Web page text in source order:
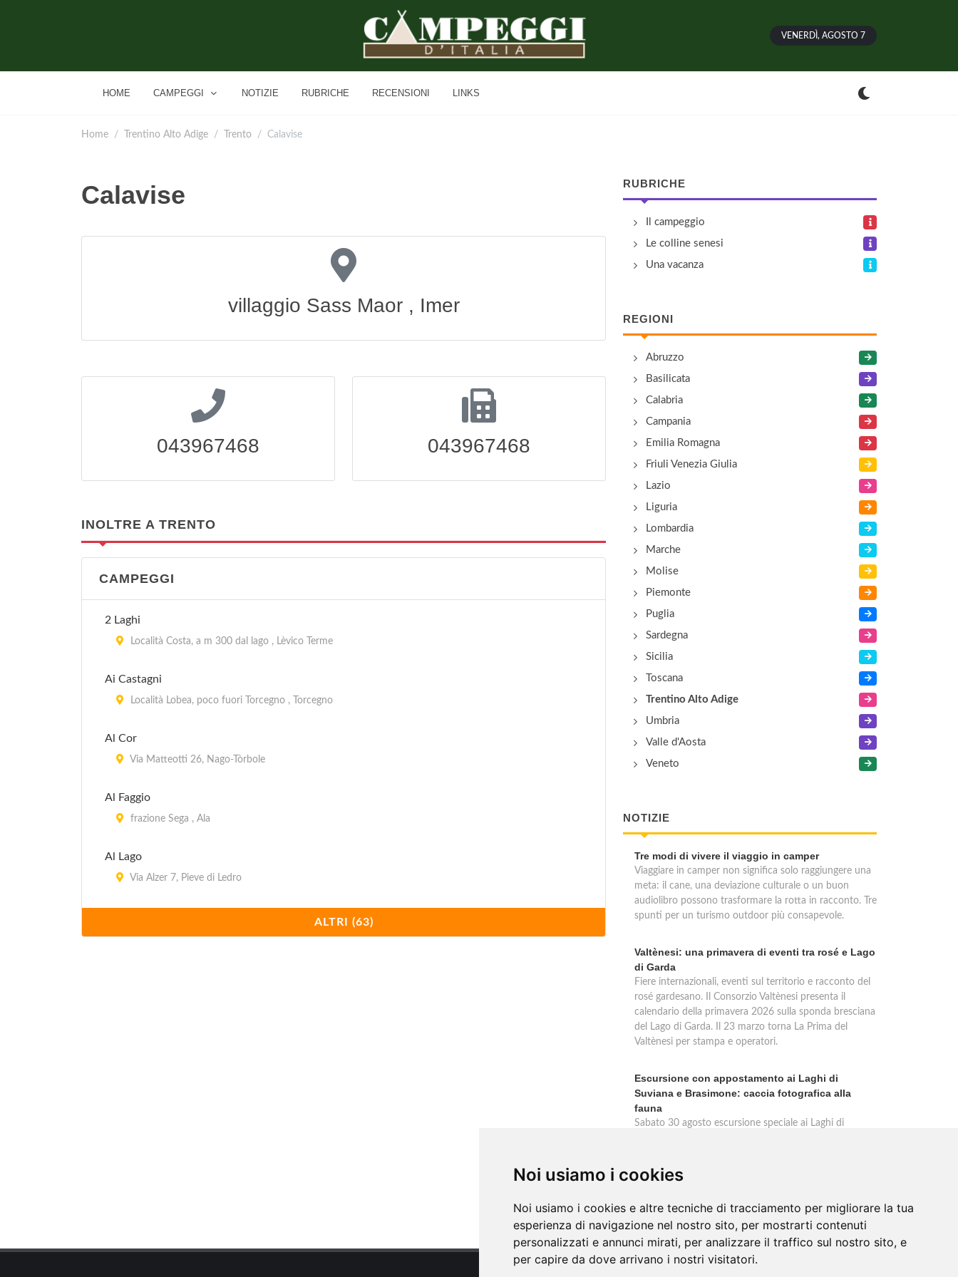
Noi usiamo i cookies
Noi usiamo i cookies e altre tecniche di tracciamento per migliorare la tua
esperienza di navigazione nel nostro sito, per mostrarti contenuti
personalizzati e annunci mirati, per analizzare il traffico sul nostro sito, e
per capire da dove arrivano i nostri visitatori.
VENERDÌ, AGOSTO 7
HOME CAMPEGGI NOTIZIE RUBRICHE RECENSIONI LINKS
Home Trentino Alto Adige Trento Calavise
Calavise
villaggio Sass Maor , Imer
043967468 043967468
INOLTRE A TRENTO
CAMPEGGI
2 Laghi
Località Costa, a m 300 dal lago , Lèvico Terme
Ai Castagni
Località Lobea, poco fuori Torcegno , Torcegno
Al Cor
Via Matteotti 26, Nago-Tòrbole
Al Faggio
frazione Sega , Ala
Al Lago
Via Alzer 7, Pieve di Ledro
Viale Rovereto 112, Riva del Garda
ALTRI (63)
RUBRICHE
Il campeggio
Le colline senesi
Una vacanza
REGIONI
Abruzzo
Basilicata
Calabria
Campania
Emilia Romagna
Friuli Venezia Giulia
Lazio
Liguria
Lombardia
Marche
Molise
Piemonte
Puglia
Sardegna
Sicilia
Toscana
Trentino Alto Adige
Umbria
Valle d'Aosta
Veneto
NOTIZIE
Tre modi di vivere il viaggio in camper
Viaggiare in camper non significa solo raggiungere una
meta: il cane, una deviazione culturale o un buon
audiolibro possono trasformare la rotta in racconto. Tre
spunti per un turismo outdoor più consapevole.
Valtènesi: una primavera di eventi tra rosé e Lago
di Garda
Fiere internazionali, eventi sul territorio e racconto del
rosé gardesano. Il Consorzio Valtènesi presenta il
calendario della primavera 2026 sulla sponda bresciana
del Lago di Garda. Il 23 marzo torna La Prima del
Valtènesi per stampa e operatori.
Escursione con appostamento ai Laghi di
Suviana e Brasimone: caccia fotografica alla
fauna
Sabato 30 agosto escursione speciale ai Laghi di
massimo silenzio. Ritrovo Chiesa Santa Rita al
Brasimone, prenotazione obbligatoria.